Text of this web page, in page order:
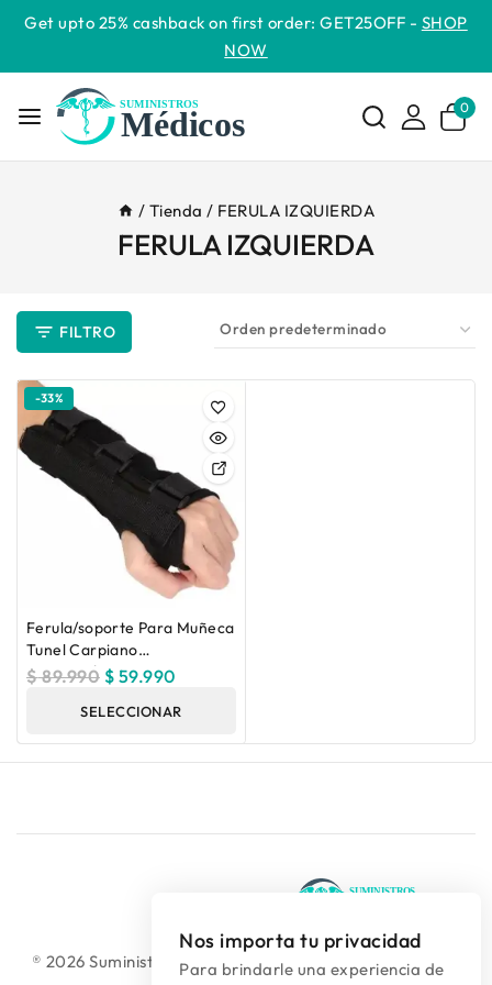
Get upto 25% cashback on first order: GET25OFF - SHOP
NOW
0
/ Tienda / FERULA IZQUIERDA
FERULA IZQUIERDA
FILTRO
-33%
Ferula/soporte Para Muñeca
Tunel Carpiano
Derecha/izquierda
$89.990 $ 59.990
SELECCIONAR
OPCIONES
® 2026 Suministros Médicos Diseño web: colguía.com.co
Nos importa tu privacidad
Para brindarle una experiencia de